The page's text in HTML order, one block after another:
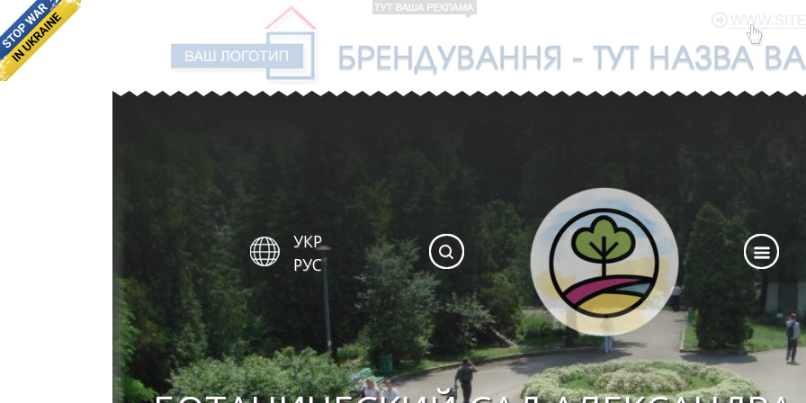
УКР
РУС